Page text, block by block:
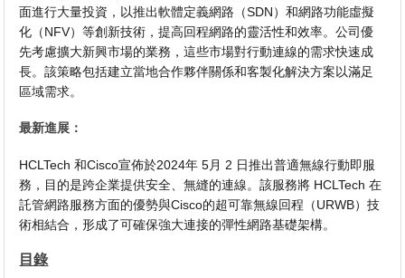
面進行大量投資，以推出軟體定義網路（SDN）和網路功能虛擬
化（NFV）等創新技術，提高回程網路的靈活性和效率。公司優
先考慮擴大新興市場的業務，這些市場對行動連線的需求快速成
長。該策略包括建立當地合作夥伴關係和客製化解決方案以滿足
區域需求。
最新進展：
HCLTech 和Cisco宣佈於2024年 5月 2 日推出普適無線行動即服
務，目的是跨企業提供安全、無縫的連線。該服務將 HCLTech 在
託管網路服務方面的優勢與Cisco的超可靠無線回程（URWB）技
術相結合，形成了可確保強大連接的彈性網路基礎架構。
目錄